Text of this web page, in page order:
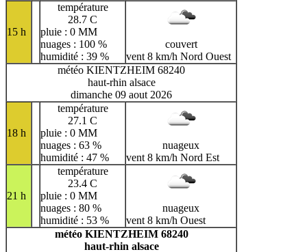
15 h
température
28.7 C
pluie : 0 MM
nuages : 100 %
humidité : 39 %
couvert
vent 8 km/h Nord Ouest
météo KIENTZHEIM 68240
haut-rhin alsace
dimanche 09 aout 2026
18 h
température
27.1 C
pluie : 0 MM
nuages : 63 %
humidité : 47 %
nuageux
vent 8 km/h Nord Est
21 h
température
23.4 C
pluie : 0 MM
nuages : 80 %
humidité : 53 %
nuageux
vent 8 km/h Ouest
météo KIENTZHEIM 68240
haut-rhin alsace